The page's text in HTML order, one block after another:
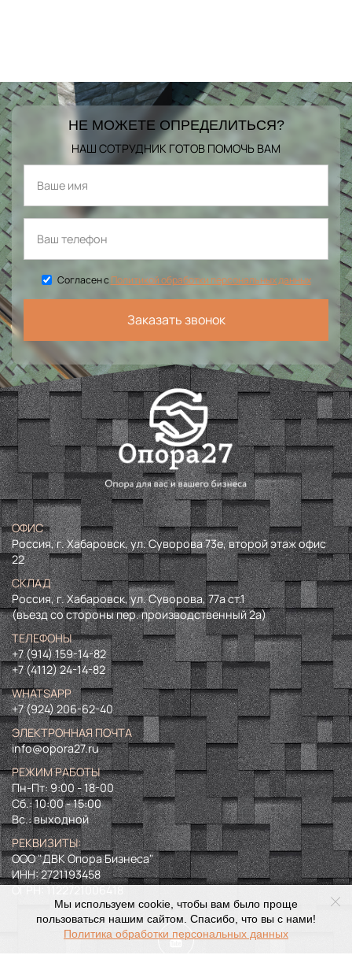
НЕ МОЖЕТЕ ОПРЕДЕЛИТЬСЯ?
НАШ СОТРУДНИК ГОТОВ ПОМОЧЬ ВАМ
Согласен сПолитикой обработки персональных данных
Заказать звонок
ОФИС
Россия, г. Хабаровск, ул. Суворова 73е, второй этаж офис
22
СКЛАД
Россия, г. Хабаровск, ул. Суворова, 77а ст.1
(въезд со стороны пер. производственный 2а)
ТЕЛЕФОНЫ
+7 (914) 159-14-82
+7 (4112) 24-14-82
WHATSAPP
+7 (924) 206-62-40
ЭЛЕКТРОННАЯ ПОЧТА
info@opora27.ru
РЕЖИМ РАБОТЫ
Пн-Пт: 9:00 - 18-00
Сб.: 10:00 - 15:00
Вс.: выходной
РЕКВИЗИТЫ:
ООО "ДВК Опора Бизнеса"
ИНН:2721193458
ОГРН:1122721006418
Мы используем cookie, чтобы вам было проще
пользоваться нашим сайтом. Спасибо, что вы с нами!
Политика обработки персональных данных